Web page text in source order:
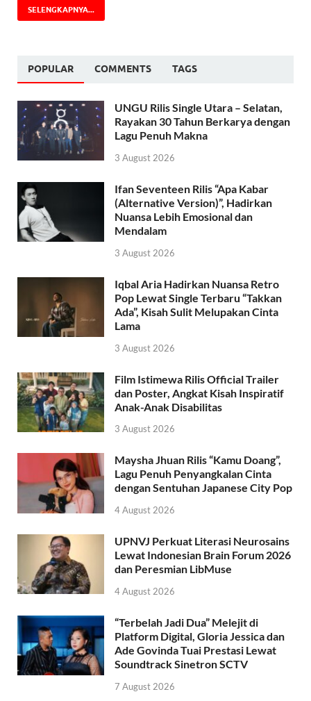
SELENGKAPNYA...
POPULAR COMMENTS TAGS
UNGU Rilis Single Utara – Selatan,
Rayakan 30 Tahun Berkarya dengan
Lagu Penuh Makna
3 August 2026
Ifan Seventeen Rilis “Apa Kabar
(Alternative Version)”, Hadirkan
Nuansa Lebih Emosional dan
Mendalam
3 August 2026
Iqbal Aria Hadirkan Nuansa Retro
Pop Lewat Single Terbaru “Takkan
Ada”, Kisah Sulit Melupakan Cinta
Lama
3 August 2026
Film Istimewa Rilis Official Trailer
dan Poster, Angkat Kisah Inspiratif
Anak-Anak Disabilitas
3 August 2026
Maysha Jhuan Rilis “Kamu Doang”,
Lagu Penuh Penyangkalan Cinta
dengan Sentuhan Japanese City Pop
4 August 2026
UPNVJ Perkuat Literasi Neurosains
Lewat Indonesian Brain Forum 2026
dan Peresmian LibMuse
4 August 2026
“Terbelah Jadi Dua” Melejit di
Platform Digital, Gloria Jessica dan
Ade Govinda Tuai Prestasi Lewat
Soundtrack Sinetron SCTV
7 August 2026